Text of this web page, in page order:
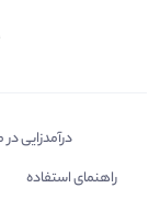
درآمدزایی
راهنمای استفاده